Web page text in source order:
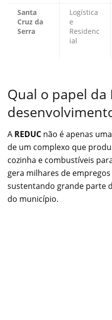
Santa
Cruz da
Serra
Logística
e
Residenc
ial
Qual o papel da
A REDUC não é apenas
de um complexo que
cozinha e combustíveis
gera milhares de
sustentando grande parte
do município.